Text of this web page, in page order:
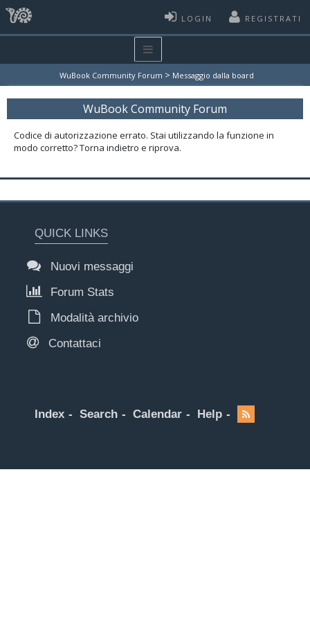
LOGIN REGISTRATI
WuBook Community Forum > Messaggio dalla board
WuBook Community Forum
Codice di autorizzazione errato. Stai utilizzando la funzione in
modo corretto? Torna indietro e riprova.
QUICK LINKS
Nuovi messaggi
Forum Stats
Modalità archivio
Contattaci
Index Search Calendar Help